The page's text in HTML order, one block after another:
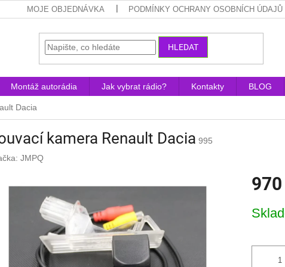
MOJE OBJEDNÁVKA PODMÍNKY OCHRANY OSOBNÍCH ÚDAJŮ
HLEDAT
Montáž autorádia Jak vybrat rádio? Kontakty BLOG
Dacia
kamera Renault Dacia 995
JMPQ
cena: